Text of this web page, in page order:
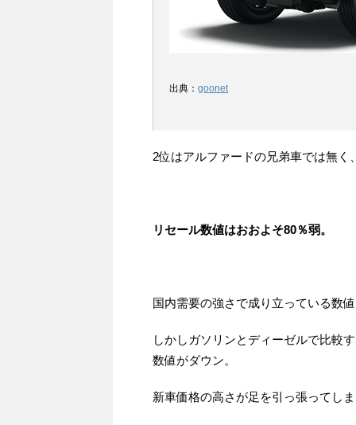
出典： goonet
2位はアルファードの兄弟車では無く
リセール数値はおおよそ80％弱。
国内需要の強さで成り立っている数
しかしガソリンとディーゼルで比較
数値がダウン。
新車価格の高さが足を引っ張ってし